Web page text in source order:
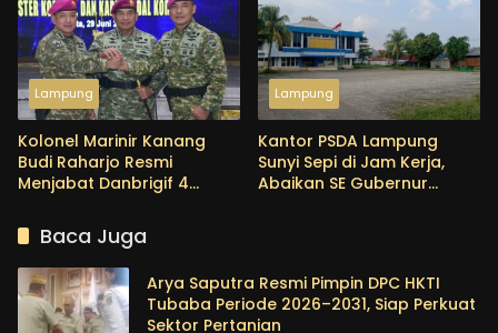
Lampung
Kolonel Marinir Kanang
Budi Raharjo Resmi
Menjabat Danbrigif 4
Lampung
Kantor PSDA Lampung
Sunyi Sepi di Jam Kerja,
Abaikan SE Gubernur
Baca Juga
Arya Saputra Resmi Pimpin DPC HKTI
Tubaba Periode 2026–2031, Siap Perkuat
Sektor Pertanian